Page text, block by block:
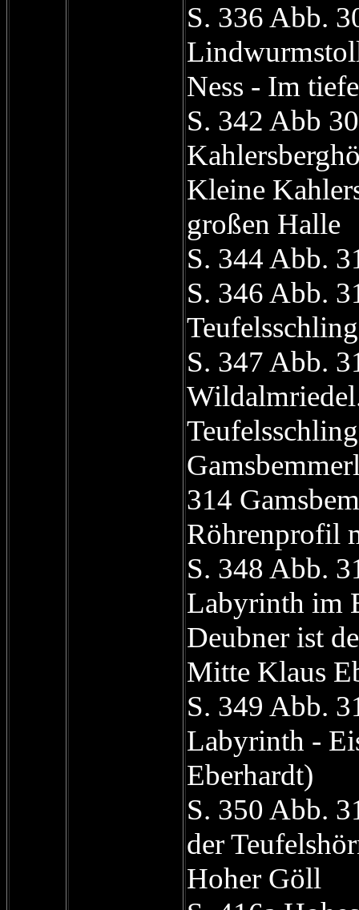
S. 336 Abb.
Ness - Im
S. 342 Abb
Kleine
großen Halle
S. 344 Abb.
S. 346 Abb.
S. 347 Abb.
314
Röhrenprofil
S. 348 Abb.
Labyrinth im
Deubner ist
Mitte Klaus
S. 349 Abb.
Labyrinth -
Eberhardt)
S. 350 Abb.
der
Hoher Göll